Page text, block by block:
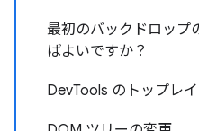
最初のバックドロップ
ばよいですか？
DevTools のトップレ